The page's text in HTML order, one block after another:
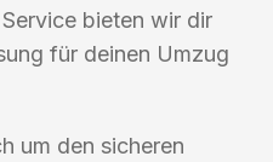
bieten wir dir
für deinen Umzug
um den sicheren